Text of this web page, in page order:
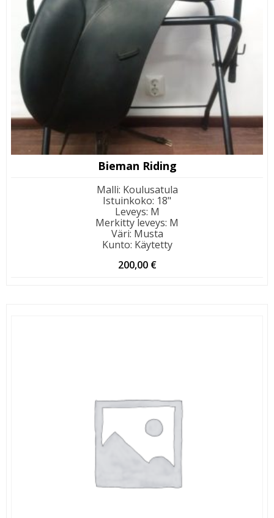
Bieman Riding
Malli: Koulusatula
Istuinkoko: 18"
Leveys: M
Merkitty leveys: M
Väri: Musta
Kunto: Käytetty
200,00 €